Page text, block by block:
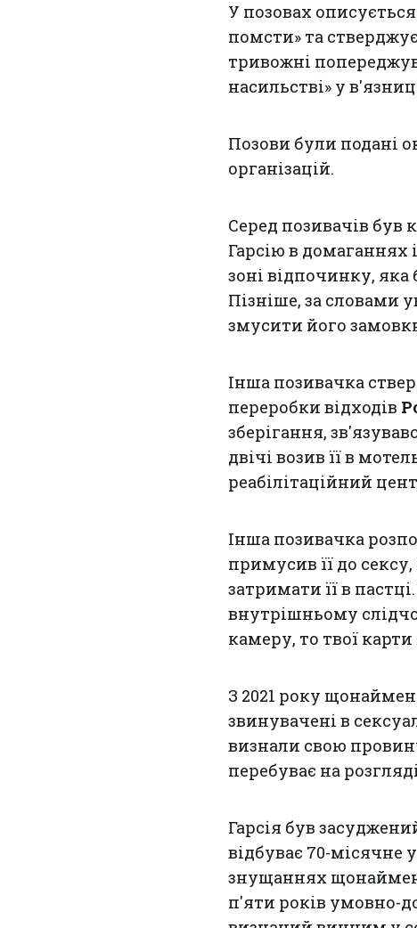
У позовах
помсти» та
тривожні
насильстві» у
Позови були подані
організацій.
Серед позивачів
Гарсію в домаганнях
зоні відпочинку,
Пізніше, за словами
змусити його
Інша позивачка
переробки відходів
зберігання,
двічі возив її в
реабілітаційний
Інша позивачка
примусив її до
затримати її в
внутрішньому
камеру, то твої карти
З 2021 року
звинувачені в
визнали свою
перебуває на
Гарсія був
відбуває 70-місячне
знущаннях
п'яти років умовно-